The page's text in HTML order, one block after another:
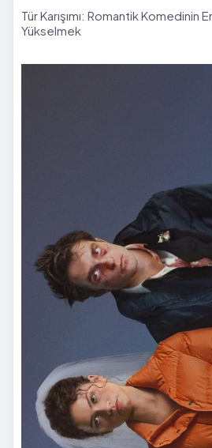
Tür Karışımı: Romantik Komedinin
Yükselmek